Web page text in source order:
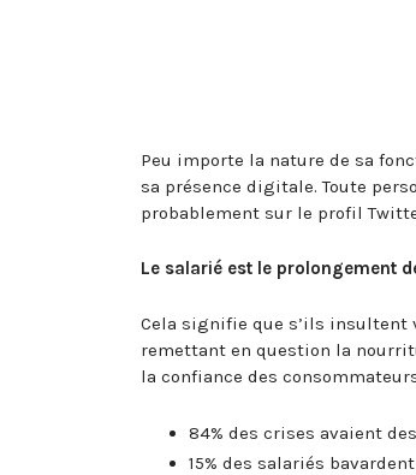
Peu importe la nature de sa
sa présence digitale. Toute
probablement sur le profil
Le salarié est le prolongement
Cela signifie que s’ils insultent
remettant en question la
la confiance des
84% des crises avaient
15% des salariés